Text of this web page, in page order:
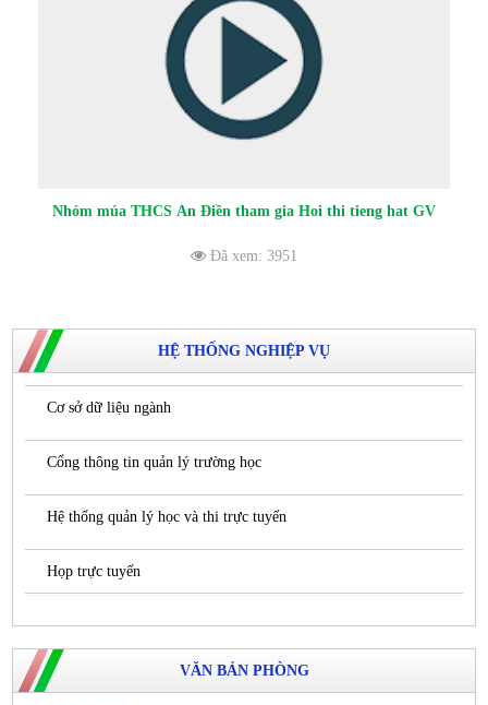
Nhóm múa THCS An Điền tham gia Hoi thi tieng hat GV
Đã xem: 3951
HỆ THỐNG NGHIỆP VỤ
Cơ sở dữ liệu ngành
Cổng thông tin quản lý trường học
Hệ thống quản lý học và thi trực tuyến
Họp trực tuyến
VĂN BẢN PHÒNG